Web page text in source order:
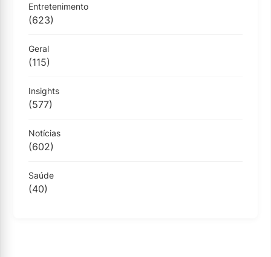
Entretenimento
(623)
Geral
(115)
Insights
(577)
Notícias
(602)
Saúde
(40)